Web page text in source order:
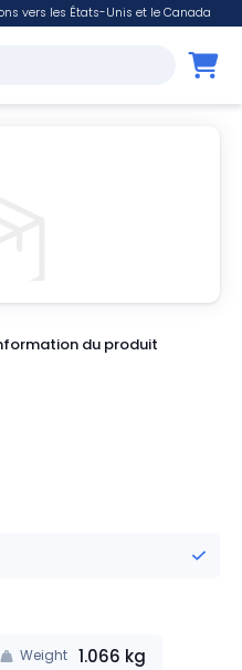
vers les États-Unis et le Canada
du produit
Weight 1.066 kg